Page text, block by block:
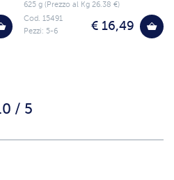
625 g (Prezzo al Kg 26.38 €)
€ 16,49
Cod. 15491
Pezzi: 5-6
/ 5